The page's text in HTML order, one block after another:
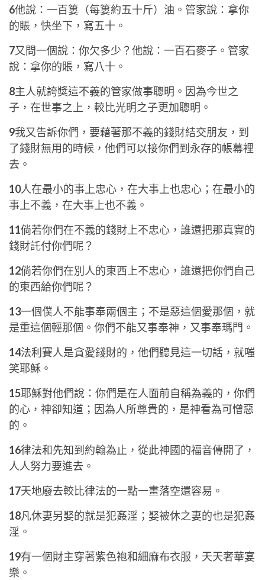
6他說：一百簍（每簍約五十斤）油。管家說：拿你
的賬，快坐下，寫五十。
7又問一個說：你欠多少？他說：一百石麥子。管家
說：拿你的賬，寫八十。
8主人就誇獎這不義的管家做事聰明。因為今世之
子，在世事之上，較比光明之子更加聰明。
9我又告訴你們，要藉著那不義的錢財結交朋友，到
了錢財無用的時候，他們可以接你們到永存的帳幕裡
去。
10人在最小的事上忠心，在大事上也忠心；在最小的
事上不義，在大事上也不義。
11倘若你們在不義的錢財上不忠心，誰還把那真實的
錢財託付你們呢？
12倘若你們在別人的東西上不忠心，誰還把你們自己
的東西給你們呢？
13一個僕人不能事奉兩個主；不是惡這個愛那個，就
是重這個輕那個。你們不能又事奉神，又事奉瑪門。
14法利賽人是貪愛錢財的，他們聽見這一切話，就嗤
笑耶穌。
15耶穌對他們說：你們是在人面前自稱為義的，你們
的心，神卻知道；因為人所尊貴的，是神看為可憎惡
的。
16律法和先知到約翰為止，從此神國的福音傳開了，
人人努力要進去。
17天地廢去較比律法的一點一畫落空還容易。
18凡休妻另娶的就是犯姦淫；娶被休之妻的也是犯姦
淫。
19有一個財主穿著紫色袍和細麻布衣服，天天奢華宴
樂。